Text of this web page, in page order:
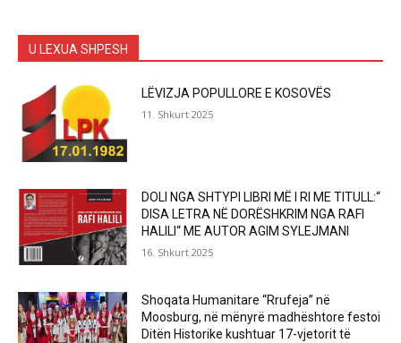
U LEXUA SHPESH
LËVIZJA POPULLORE E KOSOVËS
11. Shkurt 2025
DOLI NGA SHTYPI LIBRI MË I RI ME TITULL:“
DISA LETRA NË DORËSHKRIM NGA RAFI
HALILI“ ME AUTOR AGIM SYLEJMANI
16. Shkurt 2025
Shoqata Humanitare “Rrufeja” në
Moosburg, në mënyrë madhështore festoi
Ditën Historike kushtuar 17-vjetorit të